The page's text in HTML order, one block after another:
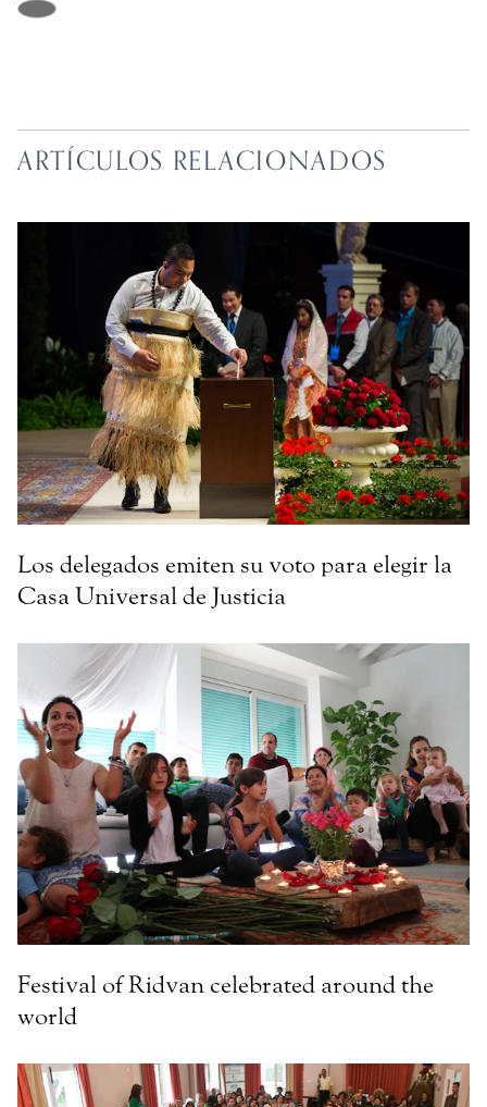
ARTÍCULOS RELACIONADOS
Los delegados emiten su voto para elegir la
Casa Universal de Justicia
Festival of Ridvan celebrated around the
world